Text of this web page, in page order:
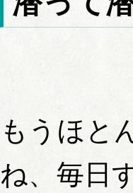
もうほと
ね、毎日